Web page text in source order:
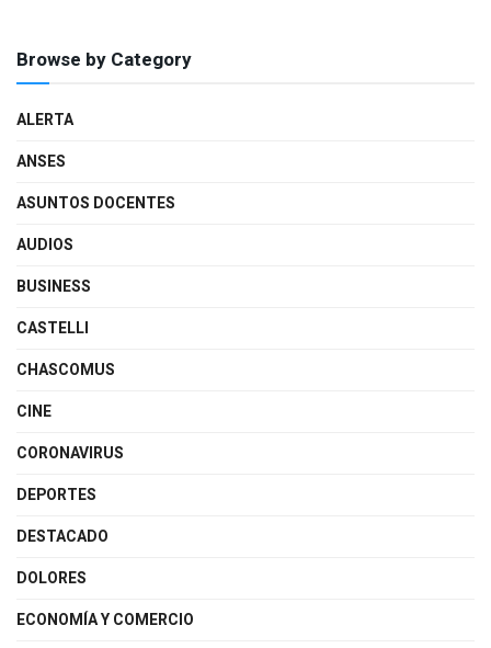
Browse by Category
ALERTA
ANSES
ASUNTOS DOCENTES
AUDIOS
BUSINESS
CASTELLI
CHASCOMUS
CINE
CORONAVIRUS
DEPORTES
DESTACADO
DOLORES
ECONOMÍA Y COMERCIO